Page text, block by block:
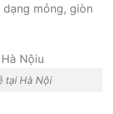
mỏng, giòn
tại Hà Nội